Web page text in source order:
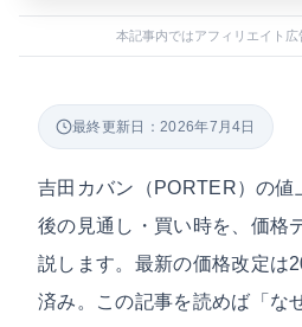
本記事内ではアフィリエイト
最終更新日：2026年7月4日
吉田カバン（PORTER）の値
後の見通し・買い時を、価格
説します。最新の価格改定は
済み。この記事を読めば「な